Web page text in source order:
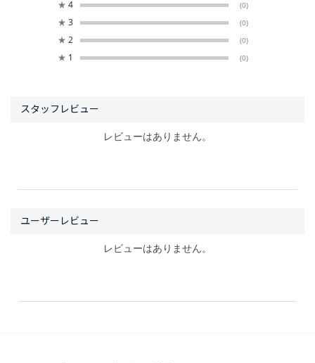
★ 4 (0)
★ 3 (0)
★ 2 (0)
★ 1 (0)
レビューはありません。
レビューはありません。